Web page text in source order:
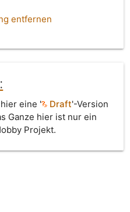
entfernen
eine ' Draft'-Version
Ganze hier ist nur ein
Projekt.